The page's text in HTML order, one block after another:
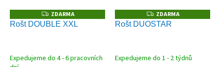
Z
D
A
ZDARMA
Rošt DOUBLE XXL
Expedujeme do 4 - 6 pracovních
Z
D
A
ZDARMA
Rošt DUOSTAR
Expedujeme do 1 - 2 týdnů